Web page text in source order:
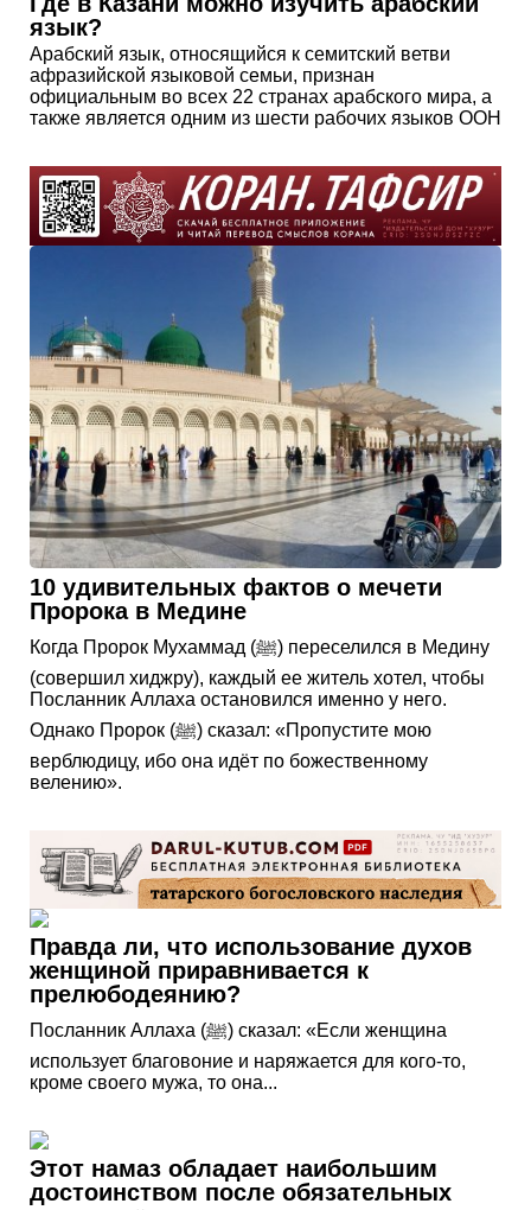
язык?
Арабский язык, относящийся к семитский ветви
афразийской языковой семьи, признан
официальным во всех 22 странах арабского мира, а
также является одним из шести рабочих языков ООН
10 удивительных фактов о мечети
Пророка в Медине
Когда Пророк Мухаммад (ﷺ) переселился в Медину
(совершил хиджру), каждый ее житель хотел, чтобы
Посланник Аллаха остановился именно у него.
Однако Пророк (ﷺ) сказал: «Пропустите мою
верблюдицу, ибо она идёт по божественному
велению».
Правда ли, что использование духов
женщиной приравнивается к
прелюбодеянию?
Посланник Аллаха (ﷺ) сказал: «Если женщина
использует благовоние и наряжается для кого-то,
кроме своего мужа, то она...
Этот намаз обладает наибольшим
достоинством после обязательных